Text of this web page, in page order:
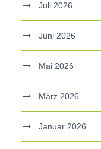
Juli 2026
Juni 2026
Mai 2026
März 2026
Januar 2026